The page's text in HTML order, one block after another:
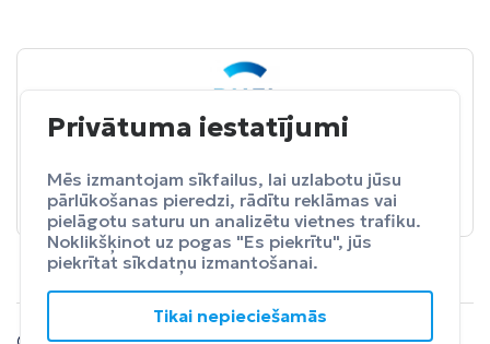
BALTA ceļojumu apdrošināšana
Pasargā sevi no neparedzētiem izdevumeim.
Apdrošināt
Privātuma iestatījumi
Mēs izmantojam sīkfailus, lai uzlabotu jūsu
pārlūkošanas pieredzi, rādītu reklāmas vai
pielāgotu saturu un analizētu vietnes trafiku.
Noklikšķinot uz pogas "Es piekrītu", jūs
piekrītat sīkdatņu izmantošanai.
Tikai nepieciešamās